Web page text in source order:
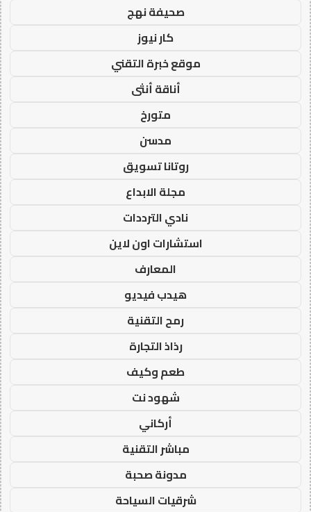
صحيفة نهج
كار نيوز
موقع خبرة التقني
أناقة أنثى
متورخ
مدسن
روتانا تسويق
مجلة الابداع
نادي الترددات
استشارات اون لاين
المعارف
هيدب فيديو
رمح التقنية
رذاذ التجارة
طعم وكيف
شهود نت
أركاني
مباشر التقنية
مدونة صحبة
شرقيات السياحة